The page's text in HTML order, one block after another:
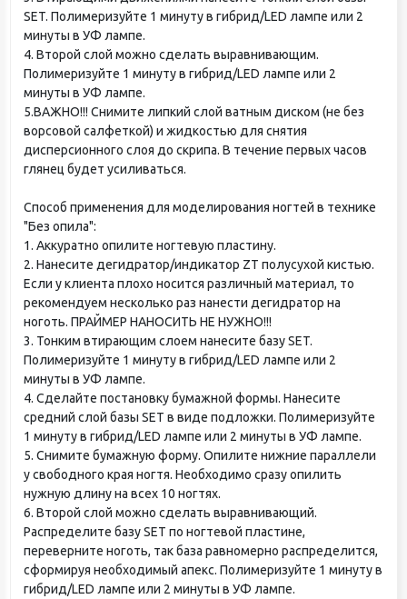
SET. Полимеризуйте 1 минуту в гибрид/LED лампе или 2
минуты в УФ лампе.
4. Второй слой можно сделать выравнивающим.
Полимеризуйте 1 минуту в гибрид/LED лампе или 2
минуты в УФ лампе.
5.ВАЖНО!!! Снимите липкий слой ватным диском (не без
ворсовой салфеткой) и жидкостью для снятия
дисперсионного слоя до скрипа. В течение первых часов
глянец будет усиливаться.
Способ применения для моделирования ногтей в технике
"Без опила":
1. Аккуратно опилите ногтевую пластину.
2. Нанесите дегидратор/индикатор ZT полусухой кистью.
Если у клиента плохо носится различный материал, то
рекомендуем несколько раз нанести дегидратор на
ноготь. ПРАЙМЕР НАНОСИТЬ НЕ НУЖНО!!!
3. Тонким втирающим слоем нанесите базу SET.
Полимеризуйте 1 минуту в гибрид/LED лампе или 2
минуты в УФ лампе.
4. Сделайте постановку бумажной формы. Нанесите
средний слой базы SET в виде подложки. Полимеризуйте
1 минуту в гибрид/LED лампе или 2 минуты в УФ лампе.
5. Снимите бумажную форму. Опилите нижние параллели
у свободного края ногтя. Необходимо сразу опилить
нужную длину на всех 10 ногтях.
6. Второй слой можно сделать выравнивающий.
Распределите базу SET по ногтевой пластине,
переверните ноготь, так база равномерно распределится,
сформируя необходимый апекс. Полимеризуйте 1 минуту в
гибрид/LED лампе или 2 минуты в УФ лампе.